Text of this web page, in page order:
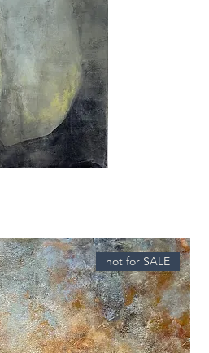
not for SALE